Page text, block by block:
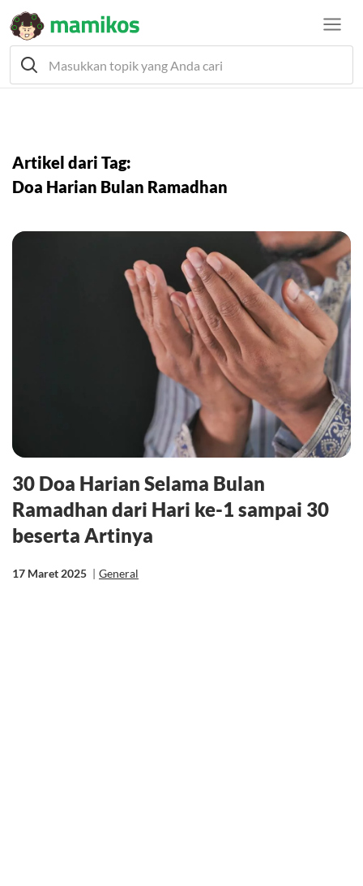
Artikel dari Tag:
Doa Harian Bulan Ramadhan
30 Doa Harian Selama Bulan
Ramadhan dari Hari ke-1 sampai 30
beserta Artinya
17 Maret 2025 | General